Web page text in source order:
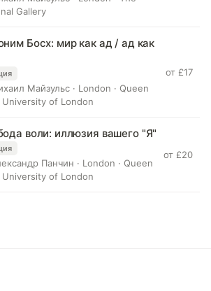
Gallery
Босх: мир как ад / ад как
Майзульс · London · Queen
University of London
от £17
воли: иллюзия вашего "Я"
Панчин · London · Queen
University of London
от £20